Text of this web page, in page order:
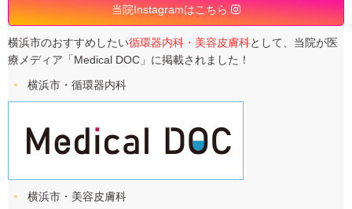
当院Instagramはこちら
横浜市のおすすめしたい循環器内科・美容皮膚科として、当院が医
療メディア「Medical DOC」に掲載されました！
横浜市・循環器内科
横浜市・美容皮膚科